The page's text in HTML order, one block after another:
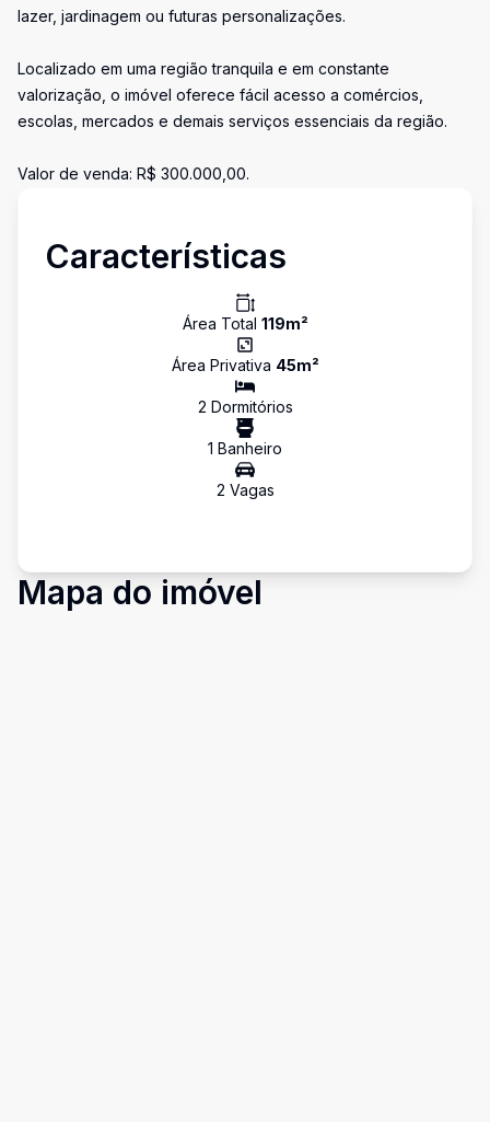
lazer, jardinagem ou futuras personalizações.
Localizado em uma região tranquila e em constante
valorização, o imóvel oferece fácil acesso a comércios,
escolas, mercados e demais serviços essenciais da região.
Valor de venda: R$ 300.000,00.
Características
Área Total 119m²
Área Privativa 45m²
2 Dormitórios
1 Banheiro
2 Vagas
Mapa do imóvel